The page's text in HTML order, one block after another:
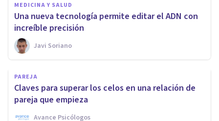
MEDICINA Y SALUD
Una nueva tecnología permite editar el ADN con
increíble precisión
Javi Soriano
PAREJA
Claves para superar los celos en una relación de
pareja que empieza
Avance Psicólogos